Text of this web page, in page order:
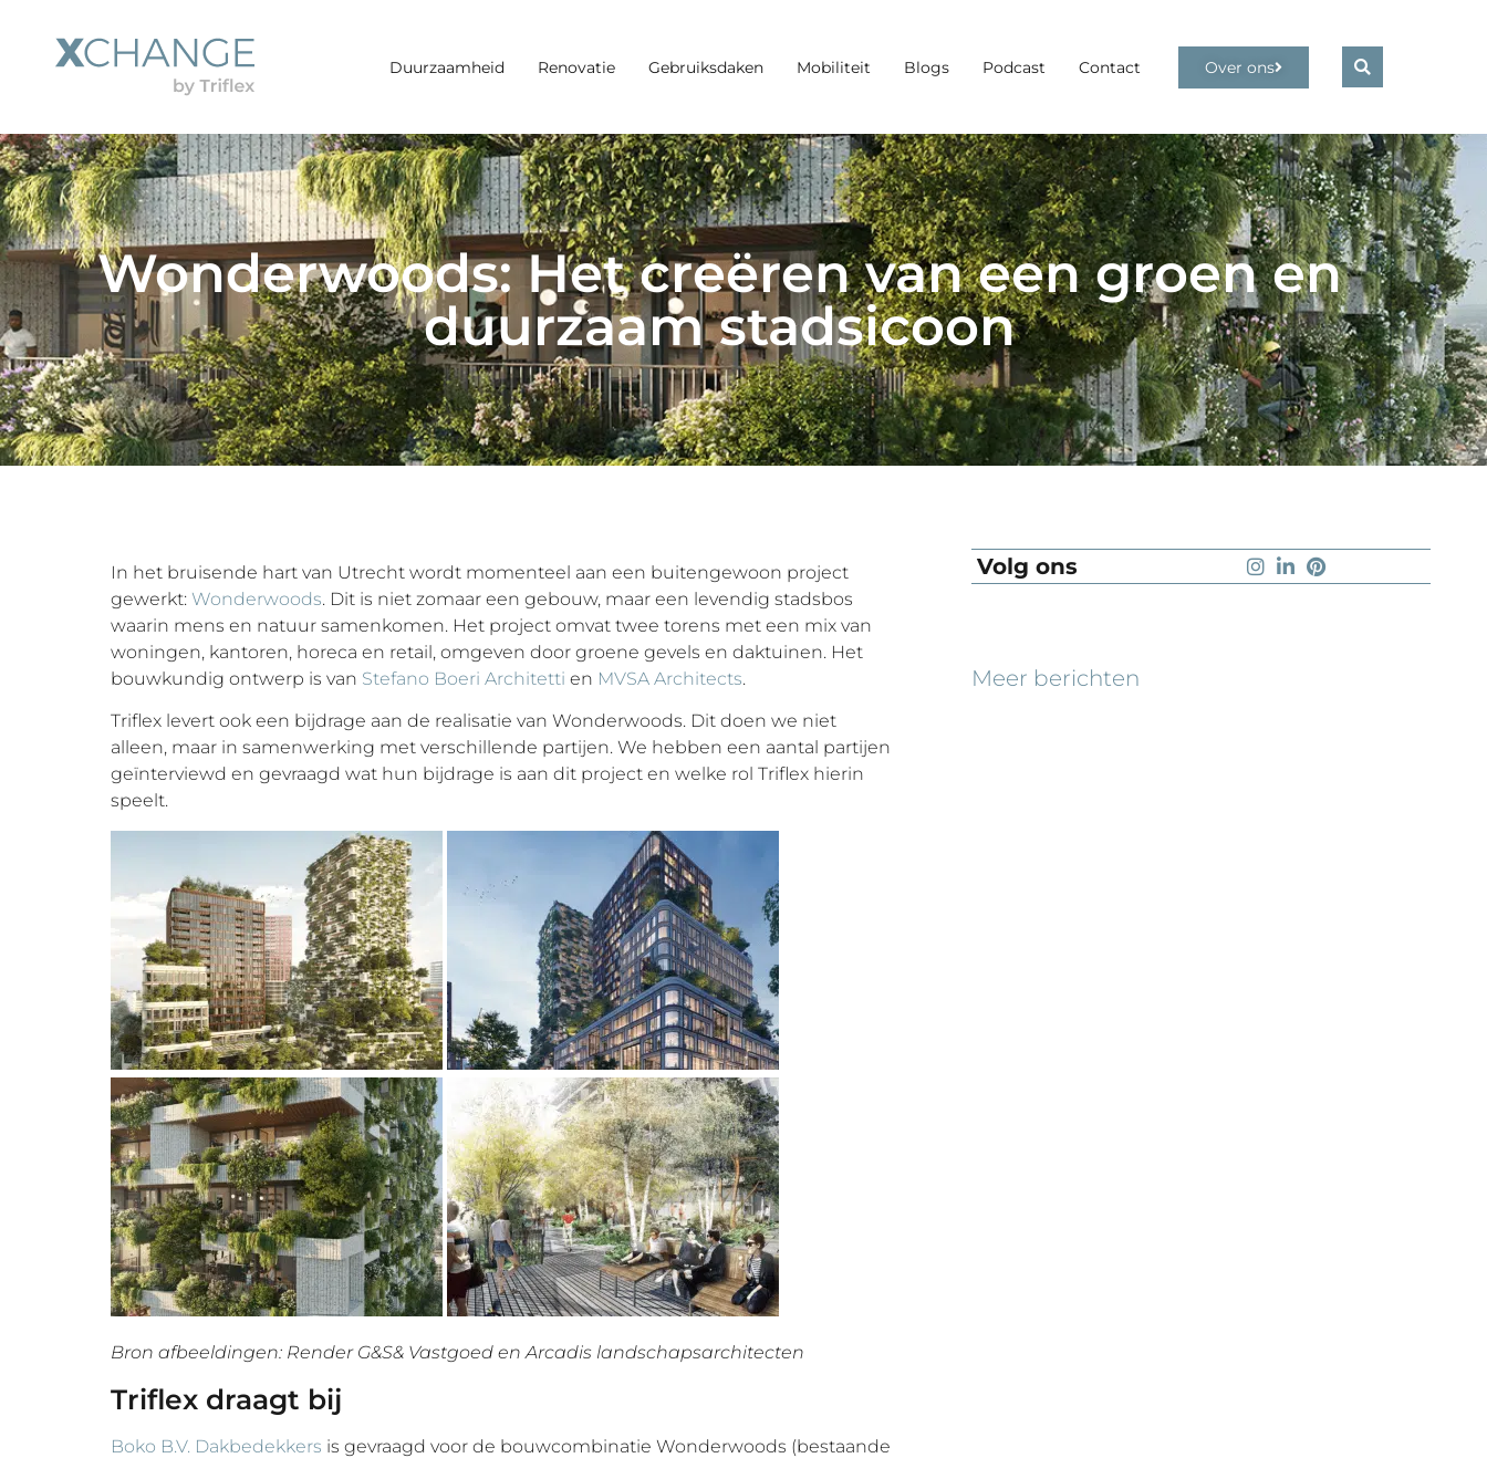
Duurzaamheid Renovatie Gebruiksdaken Mobiliteit Blogs Podcast Contact Over ons
Wonderwoods: Het creëren van een groen en
duurzaam stadsicoon
In het bruisende hart van Utrecht wordt momenteel aan een buitengewoon project
gewerkt: Wonderwoods. Dit is niet zomaar een gebouw, maar een levendig stadsbos
waarin mens en natuur samenkomen. Het project omvat twee torens met een mix van
woningen, kantoren, horeca en retail, omgeven door groene gevels en daktuinen. Het
bouwkundig ontwerp is van Stefano Boeri Architetti en MVSA Architects.
Triflex levert ook een bijdrage aan de realisatie van Wonderwoods. Dit doen we niet
alleen, maar in samenwerking met verschillende partijen. We hebben een aantal partijen
geïnterviewd en gevraagd wat hun bijdrage is aan dit project en welke rol Triflex hierin
speelt.
Bron afbeeldingen: Render G&S& Vastgoed en Arcadis landschapsarchitecten
Triflex draagt bij
Boko B.V. Dakbedekkers is gevraagd voor de bouwcombinatie Wonderwoods (bestaande
Volg ons
Meer berichten